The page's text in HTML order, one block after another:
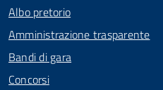
Albo pretorio
Amministrazione trasparente
Bandi di gara
Concorsi